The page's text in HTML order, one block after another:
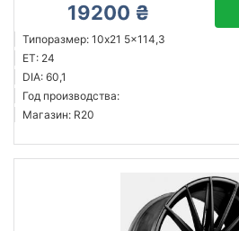
19200 ₴
Типоразмер: 10x21 5x114,3
ET: 24
DIA: 60,1
Год производства:
Магазин: R20